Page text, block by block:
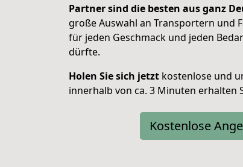
Partner sind die besten aus ganz
große Auswahl an Transportern und
für jeden Geschmack und jeden
dürfte.
Holen Sie sich jetzt kostenlose und
innerhalb von ca. 3 Minuten erhalten
Kostenlose